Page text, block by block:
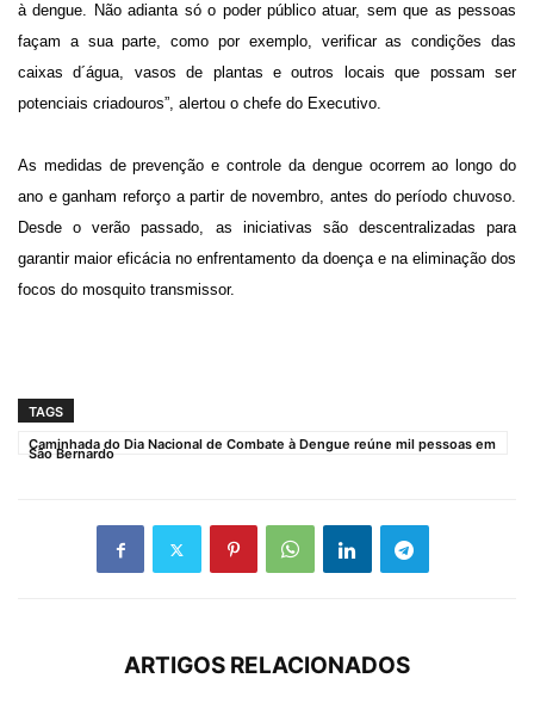
à dengue. Não adianta só o poder público atuar, sem que as pessoas
façam a sua parte, como por exemplo, verificar as condições das
caixas d´água, vasos de plantas e outros locais que possam ser
potenciais criadouros”, alertou o chefe do Executivo.
As medidas de prevenção e controle da dengue ocorrem ao longo do
ano e ganham reforço a partir de novembro, antes do período chuvoso.
Desde o verão passado, as iniciativas são descentralizadas para
garantir maior eficácia no enfrentamento da doença e na eliminação dos
focos do mosquito transmissor.
TAGS
Caminhada do Dia Nacional de Combate à Dengue reúne mil pessoas em
São Bernardo
ARTIGOS RELACIONADOS